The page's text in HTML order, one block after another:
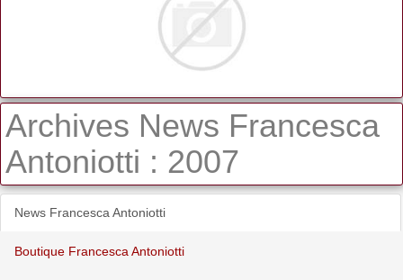
Archives News Francesca
Antoniotti : 2007
News Francesca Antoniotti
Boutique Francesca Antoniotti